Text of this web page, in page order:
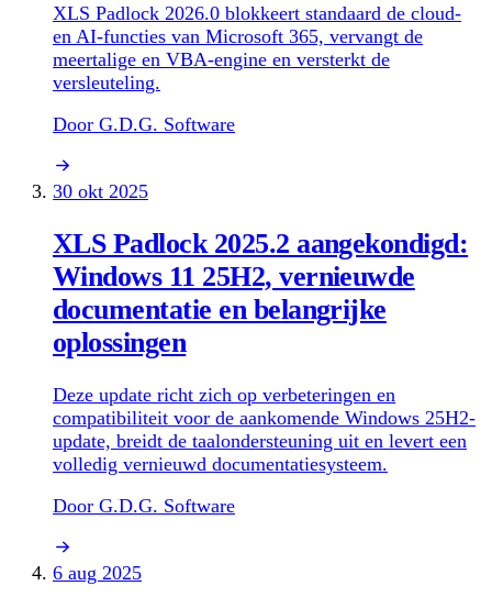
XLS Padlock 2026.0 blokkeert standaard de cloud-
en AI-functies van Microsoft 365, vervangt de
meertalige en VBA-engine en versterkt de
versleuteling.
Door G.D.G. Software
30 okt 2025
XLS Padlock 2025.2 aangekondigd:
Windows 11 25H2, vernieuwde
documentatie en belangrijke
oplossingen
Deze update richt zich op verbeteringen en
compatibiliteit voor de aankomende Windows 25H2-
update, breidt de taalondersteuning uit en levert een
volledig vernieuwd documentatiesysteem.
Door G.D.G. Software
6 aug 2025